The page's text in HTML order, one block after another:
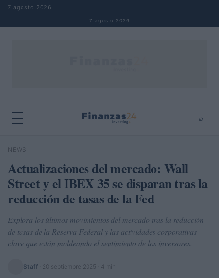
Saltar al contenido
7 agosto 2026
7 agosto 2026
⌕
Buscar
NEWS
Actualizaciones del mercado: Wall
Street y el IBEX 35 se disparan tras la
reducción de tasas de la Fed
Explora los últimos movimientos del mercado tras la reducción
de tasas de la Reserva Federal y las actividades corporativas
clave que están moldeando el sentimiento de los inversores.
Staff 20 septiembre 2025 · 4 min